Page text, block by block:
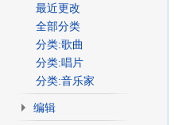
最近更改
全部分类
分类:歌曲
分类:唱片
分类:音乐家
编辑